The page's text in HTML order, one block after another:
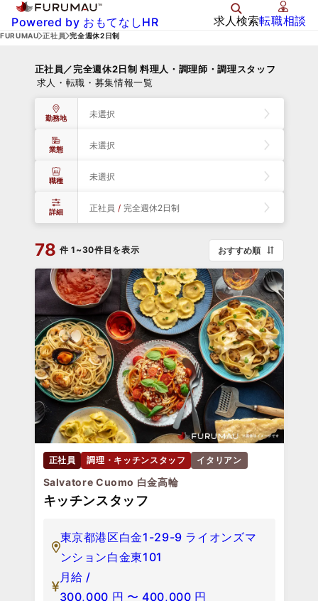
Powered by おもてなしHR 求人検索転職相談
FURUMAU 正社員 完全週休2日制
正社員／完全週休2日制 料理人・調理師・調理スタッフ
求人・転職・募集情報一覧
勤務地 未選択
業態 未選択
職種 未選択
詳細 正社員 / 完全週休2日制
78 件 1~30件目を表示 おすすめ順
正社員 調理・キッチンスタッフ イタリアン
Salvatore Cuomo 白金高輪
キッチンスタッフ
東京都港区白金1-29-9 ライオンズマ
ンション白金東101
月給 /
300,000 円 〜 400,000 円